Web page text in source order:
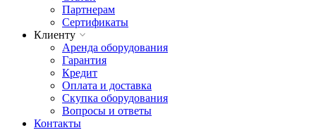
Партнерам
Сертификаты
Клиенту
Аренда оборудования
Гарантия
Кредит
Оплата и доставка
Скупка оборудования
Вопросы и ответы
Контакты